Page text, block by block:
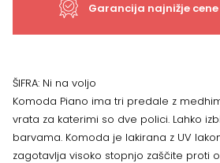
Garancija najnižje cene
ŠIFRA: Ni na voljo
Komoda Piano ima tri predale z
vrata za katerimi so dve polici. Lahko
barvama. Komoda je lakirana z UV
zagotavlja visoko stopnjo zaščite proti